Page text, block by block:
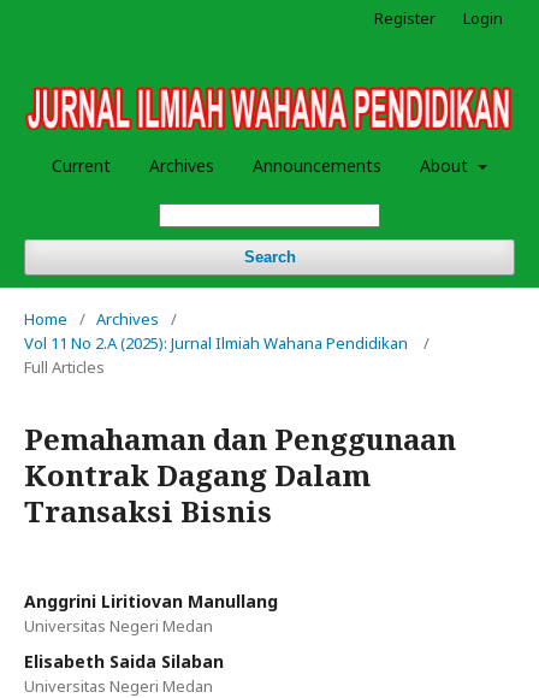
Current Archives Announcements About
Search
Register Login
Home / Archives
/
Vol 11 No 2.A (2025): Jurnal Ilmiah Wahana Pendidikan
/
Full Articles
Pemahaman dan Penggunaan
Kontrak Dagang Dalam
Transaksi Bisnis
Anggrini Liritiovan Manullang
Universitas Negeri Medan
Elisabeth Saida Silaban
Universitas Negeri Medan